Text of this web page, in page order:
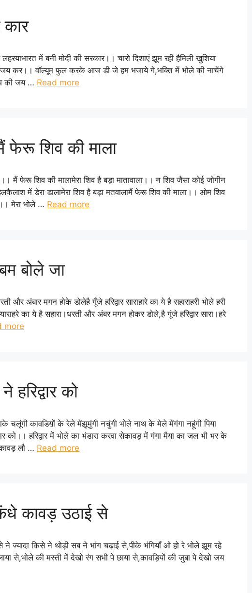
में बनी मोदी की सरकार।। चारो दिशाएं झूम रही हैमिली खुशिया
जय कर।। वॉल्यूम फुल करके आज डी जे हम भजाये गे,भक्ति में भोले की नाचेंगे
की जय … Read more
फेरू शिव की माला
मैं फेरू शिव की मालामेरा शिव है बड़ा मातावाला।। न शिव जैसा कोई जोगीन
में डेरा डालामेरा शिव है बड़ा मतवालामैं फेरू शिव की माला।। ओम शिव
मेरा भोले … Read more
बोले जा
और अंबार मगन होके डोलेहै गूँजे हरिद्वार साराहारे का ये है सहाराहरी भोले हरी
का ये है सहारा।धरती और अंबर मगन होकर डोले,है गूंजे हरिद्वार सारा।हरे
more
को
चलूंगी कावडिय़ों के रेले मेंझूमुंगी नचुंगी भोले नाथ के मेले मेंगंगा नहूंगी पिया
को।। हरिद्वार में भोले का भंडारा करवा सेकावड़ में गंगा मैया का जल भी भर के
लौ … Read more
कावड़ उठाई से
ज्यादा किसे ने थोड़ी सब ने भांग चढ़ाई से,पीके भंगियाँ ओ हो रे भोले झूम रहे
से,भोले की मस्ती में देखो रंग सभी पे छाया से,कावड़ियों की जुबा पे देखो जय